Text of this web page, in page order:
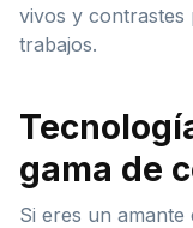
vivos y contrastes
trabajos.
gama de
Si eres un